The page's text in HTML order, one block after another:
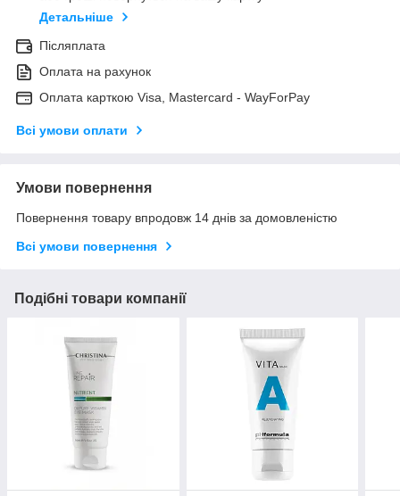
Детальніше
Післяплата
Оплата на рахунок
Оплата карткою Visa, Mastercard - WayForPay
Всі умови оплати
Умови повернення
Повернення товару впродовж 14 днів за домовленістю
Всі умови повернення
Подібні товари компанії